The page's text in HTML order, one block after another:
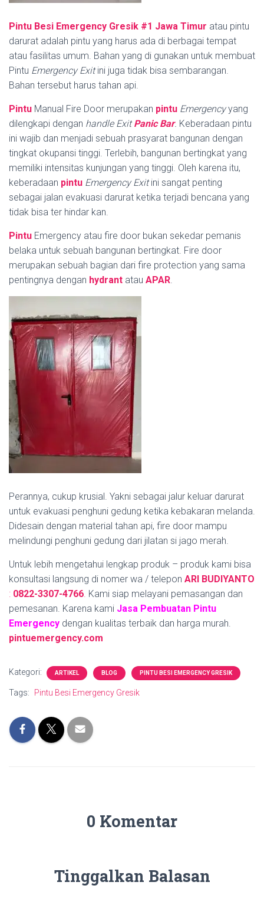
Pintu Besi Emergency Gresik #1 Jawa Timur atau pintu
darurat adalah pintu yang harus ada di berbagai tempat
atau fasilitas umum. Bahan yang di gunakan untuk membuat
Pintu Emergency Exitini juga tidak bisa sembarangan.
Bahan tersebut harus tahan api.
Pintu Manual Fire Door merupakan pintu Emergencyyang
dilengkapi dengan handleExit Panic Bar. Keberadaan pintu
ini wajib dan menjadi sebuah prasyarat bangunan dengan
tingkat okupansi tinggi. Terlebih, bangunan bertingkat yang
memiliki intensitas kunjungan yang tinggi. Oleh karena itu,
keberadaan pintu Emergency Exitini sangat penting
sebagai jalan evakuasi darurat ketika terjadi bencana yang
tidak bisa ter hindar kan.
Pintu Emergency atau fire door bukan sekedar pemanis
belaka untuk sebuah bangunan bertingkat. Fire door
merupakan sebuah bagian dari fire protection yang sama
pentingnya dengan hydrant atau APAR.
Perannya, cukup krusial. Yakni sebagai jalur keluar darurat
untuk evakuasi penghuni gedung ketika kebakaran melanda.
Didesain dengan material tahan api, fire door mampu
melindungi penghuni gedung dari jilatan si jago merah.
Untuk lebih mengetahui lengkap produk – produk kami bisa
konsultasi langsung di nomer wa / telepon ARI BUDIYANTO
: 0822-3307-4766. Kami siap melayani pemasangan dan
pemesanan. Karena kami Jasa Pembuatan Pintu
Emergency dengan kualitas terbaik dan harga murah.
pintuemergency.com
Kategori: ARTIKEL BLOG PINTU BESI EMERGENCY GRESIK
Tags: Pintu Besi Emergency Gresik
0 Komentar
Tinggalkan Balasan